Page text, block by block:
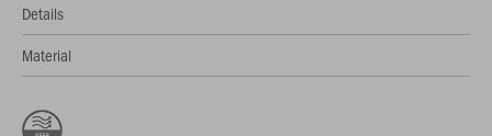
Details
Material